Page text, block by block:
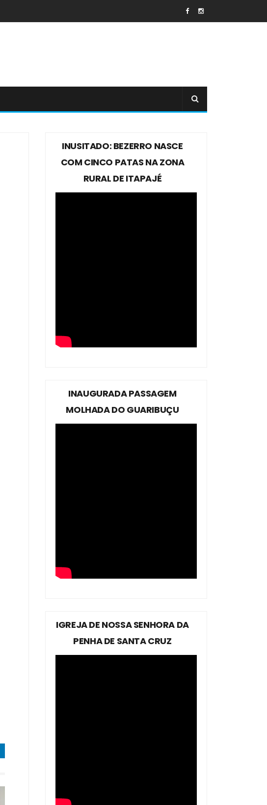
INUSITADO: BEZERRO NASCE
COM CINCO PATAS NA ZONA
RURAL DE ITAPAJÉ
INAUGURADA PASSAGEM
MOLHADA DO GUARIBUÇU
IGREJA DE NOSSA SENHORA DA
PENHA DE SANTA CRUZ